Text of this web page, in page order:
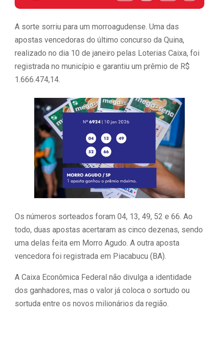
A sorte sorriu para um morroagudense. Uma das
apostas vencedoras do último concurso da Quina,
realizado no dia 10 de janeiro pelas Loterias Caixa, foi
registrada no município e garantiu um prêmio de R$
1.666.474,14.
Os números sorteados foram 04, 13, 49, 52 e 66. Ao
todo, duas apostas acertaram as cinco dezenas, sendo
uma delas feita em Morro Agudo. A outra aposta
vencedora foi registrada em Piacabucu (BA).
A Caixa Econômica Federal não divulga a identidade
dos ganhadores, mas o valor já coloca o sortudo ou
sortuda entre os novos milionários da região.